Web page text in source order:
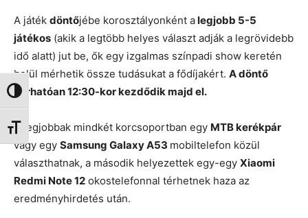
Nagy kontraszt váltása
Betűméret váltása
A játék döntőjébe korosztályonként alegjobb 5-5
játékos (akik a legtöbb helyes választ adják a legrövidebb
idő alatt) jut be, ők egy izgalmas színpadi show keretén
belül mérhetik össze tudásukat a fődíjakért. A döntő
várhatóan 12:30-kor kezdődik majd el.
A legjobbak mindkét korcsoportban egy MTB kerékpár
vagy egy Samsung Galaxy A53 mobiltelefon közül
választhatnak, a második helyezettek egy-egy Xiaomi
Redmi Note 12 okostelefonnal térhetnek haza az
eredményhirdetés után.